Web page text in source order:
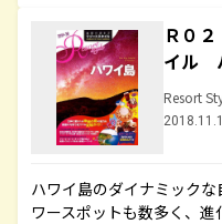
Ｒ０
イル
Resort
ハワイ島のダイナミック
ワースポットも数多く、進